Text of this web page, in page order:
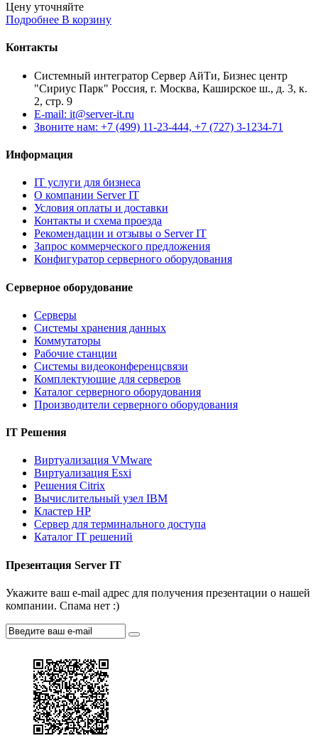
Цену уточняйте
Подробнее В корзину
Контакты
Системный интегратор Сервер АйТи, Бизнес центр
"Сириус Парк" Россия, г. Москва, Каширское ш., д. 3, к.
2, стр. 9
E-mail: it@server-it.ru
Звоните нам: +7 (499) 11-23-444, +7 (727) 3-1234-71
Информация
IT услуги для бизнеса
О компании Server IT
Условия оплаты и доставки
Контакты и схема проезда
Рекомендации и отзывы о Server IT
Запрос коммерческого предложения
Конфигуратор серверного оборудования
Серверное оборудование
Серверы
Системы хранения данных
Коммутаторы
Рабочие станции
Системы видеоконференцсвязи
Комплектующие для серверов
Каталог серверного оборудования
Производители серверного оборудования
IT Решения
Виртуализация VMware
Виртуализация Esxi
Решения Citrix
Вычислительный узел IBM
Кластер HP
Сервер для терминального доступа
Каталог IT решений
Презентация Server IT
Укажите ваш e-mail адрес для получения презентации о нашей
компании. Спама нет :)